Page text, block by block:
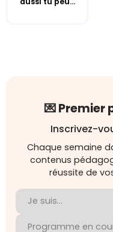
💌 Premier
Inscrivez-
Chaque semaine
contenus
réussite de